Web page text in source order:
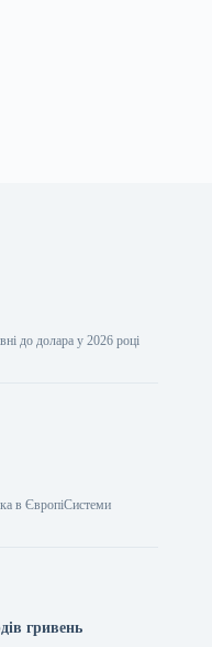
до долара у 2026 році
в ЄвропіСистеми
гривень